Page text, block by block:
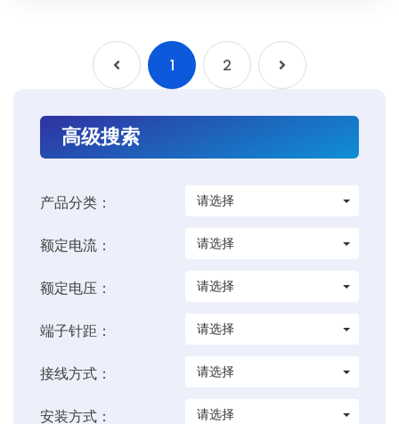
高级搜索
产品分类： 请选择
额定电流： 请选择
额定电压： 请选择
端子针距： 请选择
接线方式： 请选择
安装方式： 请选择
1 2